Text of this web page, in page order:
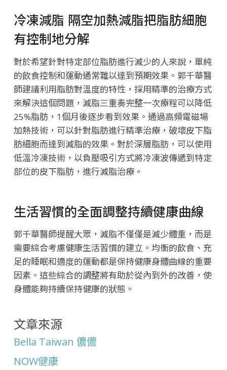
冷凍減脂 隔空加熱減脂把脂肪細胞
有控制地分解
對於希望針對特定部位脂肪進行減少的人來說，單純
的飲食控制和運動通常難以達到預期效果。郭千華醫
師建議利用脂肪對溫度的特性，採用精準的治療方式
來解決這個問題， 減脂三重奏完整一次療程可以降低
25%脂肪，1個月後逐步看到效果。通過高頻電磁場
加熱技術，可以針對脂肪進行精準治療，破壞皮下脂
肪細胞而達到減脂的效果。對於深層脂肪，可以使用
低溫冷凍技術，以負壓吸引方式將冷凍波傳遞到特定
部位的皮下脂肪，進行減脂治療。
生活習慣的全面調整持續健康曲線
郭千華醫師提醒大眾，減脂不僅僅是減少體重，而是
需要綜合考慮健康生活習慣的建立。均衡的飲食、充
足的睡眠和適度的運動都是保持健康身體曲線的重要
因素。這些綜合的調整將有助於從內到外的改善，使
身體能夠持續保持健康的狀態。
文章來源
Bella Taiwan 儂儂
NOW健康